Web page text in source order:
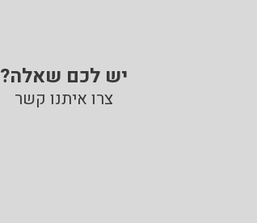
יש לכם שאלה?
צרו איתנו קשר